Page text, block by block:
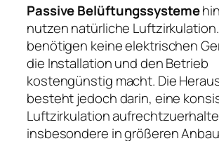
Passive Belüftungssysteme
nutzen natürliche
benötigen keine elektrischen
die Installation und den Betrieb
kostengünstig macht. Die
besteht jedoch darin, eine
Luftzirkulation
insbesondere in größeren